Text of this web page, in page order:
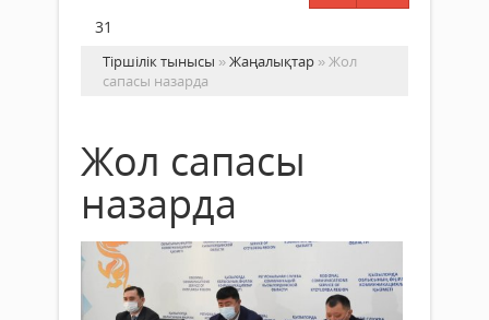
31
Тіршілік тынысы »Жаңалықтар » Жол
сапасы назарда
Жол сапасы
назарда